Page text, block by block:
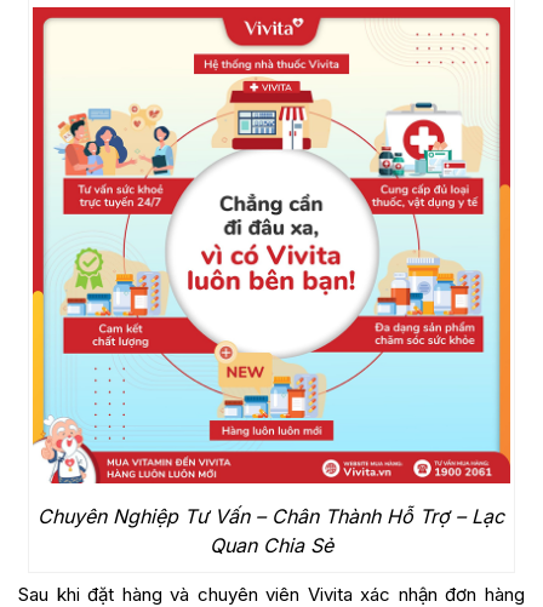
Chuyên Nghiệp Tư Vấn – Chân Thành Hỗ Trợ – Lạc
Quan Chia Sẻ
Sau khi đặt hàng và chuyên viên Vivita xác nhận đơn hàng